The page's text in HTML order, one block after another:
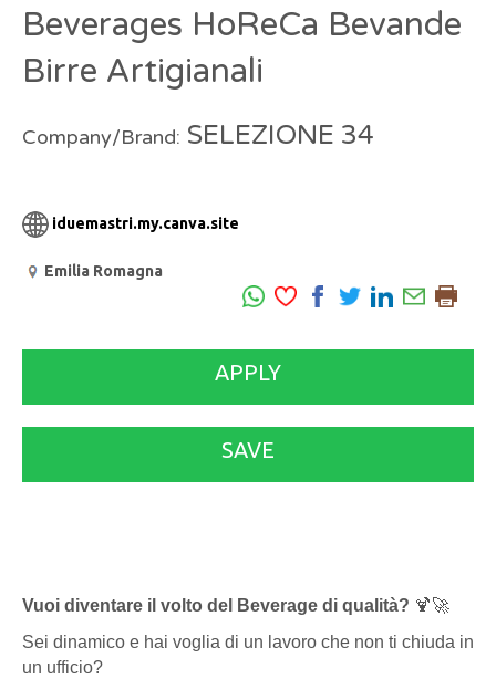
Beverages HoReCa Bevande
Birre Artigianali
Company/Brand: SELEZIONE 34
iduemastri.my.canva.site
Emilia Romagna
APPLY
SAVE
Vuoi diventare il volto del Beverage di qualità? 🍹🚀
Sei dinamico e hai voglia di un lavoro che non ti chiuda in
un ufficio?